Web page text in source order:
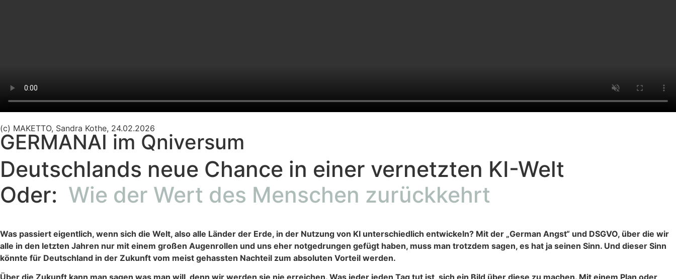
(c) MAKETTO, Sandra Kothe, 24.02.2026
GERMANAI im Qniversum
Deutschlands neue Chance in einer vernetzten KI-Welt
Oder: Wie der Wert des Menschen zurückkehrt
Was passiert eigentlich, wenn sich die Welt, also alle Länder der Erde, in der Nutzung von KI unterschiedlich entwickeln? Mit der „German Angst“ und DSGVO, über die wir
alle in den letzten Jahren nur mit einem großen Augenrollen und uns eher notgedrungen gefügt haben, muss man trotzdem sagen, es hat ja seinen Sinn. Und dieser Sinn
könnte für Deutschland in der Zukunft vom meist gehassten Nachteil zum absoluten Vorteil werden.